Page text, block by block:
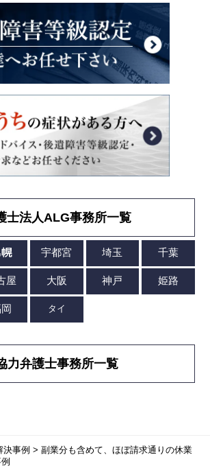
士法人ALG事務所一覧
力弁護士事務所一覧
決事例 > 副業分も含めて、ほぼ請求通りの休業